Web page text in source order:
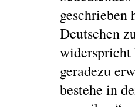
geschrieben
Deutschen
widerspricht
geradezu
bestehe in